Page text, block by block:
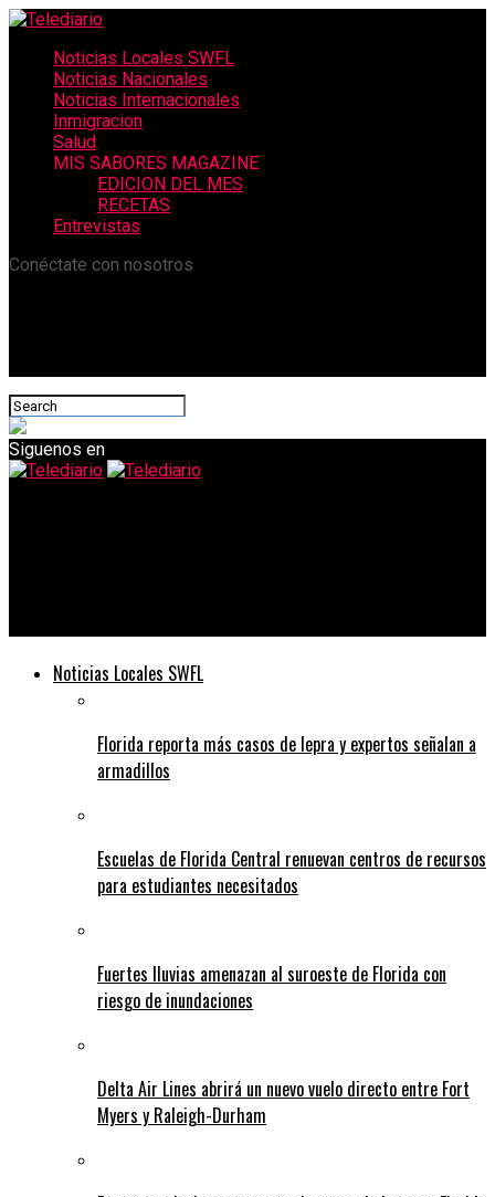
Noticias Locales SWFL
Noticias Nacionales
Noticias Internacionales
Inmigracion
Salud
MIS SABORES MAGAZINE
EDICION DEL MES
RECETAS
Entrevistas
Conéctate con nosotros
Siguenos en
Noticias Locales SWFL
Florida reporta más casos de lepra y expertos señalan a
armadillos
Escuelas de Florida Central renuevan centros de recursos
para estudiantes necesitados
Fuertes lluvias amenazan al suroeste de Florida con
riesgo de inundaciones
Delta Air Lines abrirá un nuevo vuelo directo entre Fort
Myers y Raleigh-Durham